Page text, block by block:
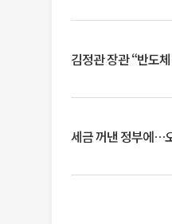
김정관 장관 “반도
세금 꺼낸 정부에…